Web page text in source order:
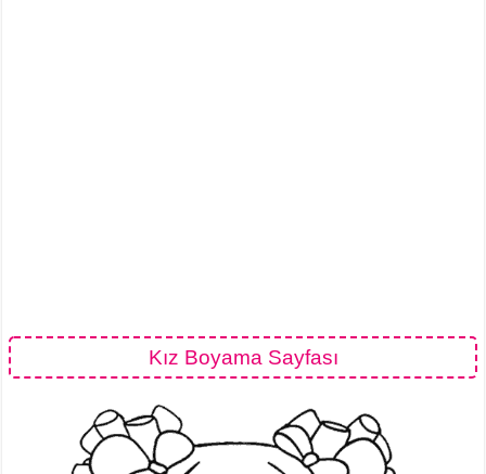
Kız Boyama Sayfası